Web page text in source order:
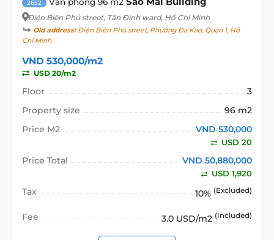
2652
Điện Biên Phủ street, Tân Định ward, Hồ Chí Minh
Old address:Điện Biên Phủ street, Phường Đa Kao, Quận 1, Hồ
Chí Minh
VND 530,000/m2
USD 20/m2
Floor
3
Property size
96 m2
Price M2
VND 530,000
USD 20
Price Total VND 50,880,000
USD 1,920
Tax 10% (Excluded)
Fee 3.0 USD/m2 (Included)